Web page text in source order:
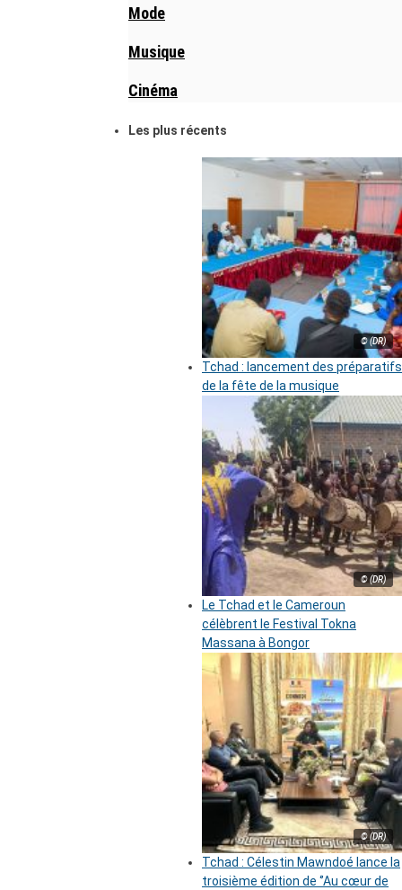
Mode
Musique
Cinéma
Les plus récents
© (DR)
Tchad : lancement des préparatifs
de la fête de la musique
© (DR)
Le Tchad et le Cameroun
célèbrent le Festival Tokna
Massana à Bongor
© (DR)
Tchad : Célestin Mawndoé lance la
troisième édition de ‘’Au cœur de